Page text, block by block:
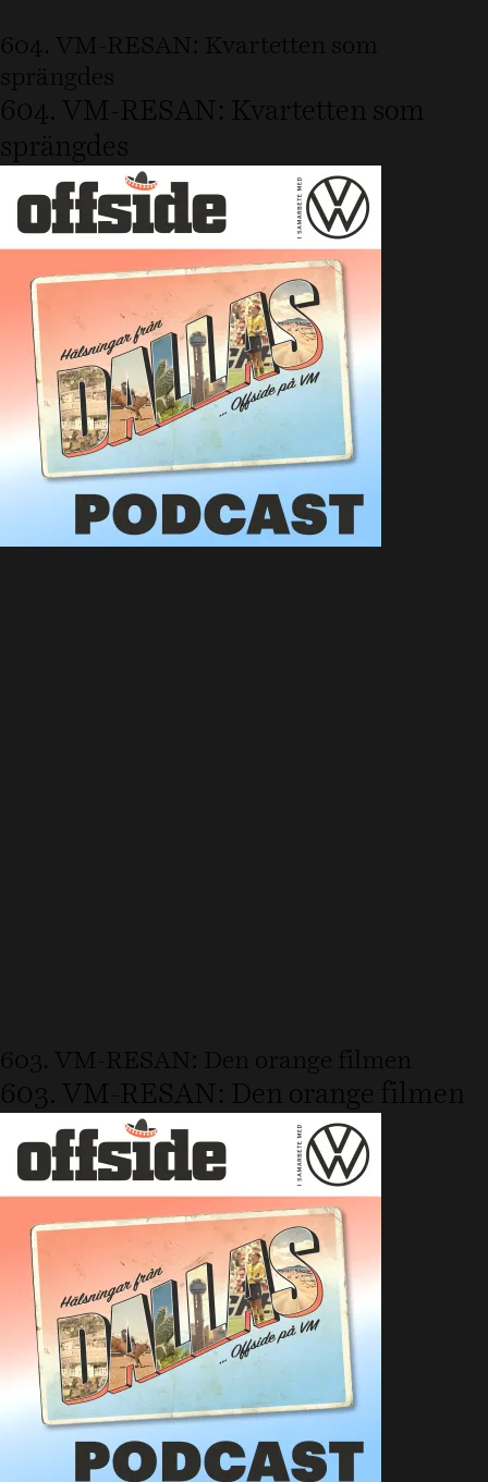
604. VM-RESAN: Kvartetten som
sprängdes
604. VM-RESAN: Kvartetten som
sprängdes
603. VM-RESAN: Den orange filmen
603. VM-RESAN: Den orange filmen